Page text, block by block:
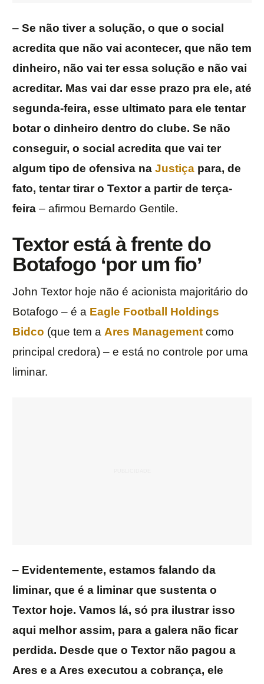
– Se não tiver a solução, o que o social
acredita que não vai acontecer, que não tem
dinheiro, não vai ter essa solução e não vai
acreditar. Mas vai dar esse prazo pra ele, até
segunda-feira, esse ultimato para ele tentar
botar o dinheiro dentro do clube. Se não
conseguir, o social acredita que vai ter
algum tipo de ofensiva na Justiça para, de
fato, tentar tirar o Textor a partir de terça-
feira – afirmou Bernardo Gentile.
Textor está à frente do
Botafogo ‘por um fio’
John Textor hoje não é acionista majoritário do
Botafogo – é a Eagle Football Holdings
Bidco (que tem a Ares Management como
principal credora) – e está no controle por uma
liminar.
– Evidentemente, estamos falando da
liminar, que é a liminar que sustenta o
Textor hoje. Vamos lá, só pra ilustrar isso
aqui melhor assim, para a galera não ficar
perdida. Desde que o Textor não pagou a
Ares e a Ares executou a cobrança, ele